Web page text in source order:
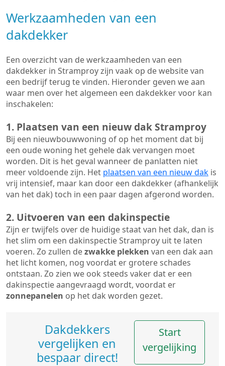
Werkzaamheden van een
dakdekker
Een overzicht van de werkzaamheden van een
dakdekker in Stramproy zijn vaak op de website van
een bedrijf terug te vinden. Hieronder geven we aan
waar men over het algemeen een dakdekker voor kan
inschakelen:
1. Plaatsen van een nieuw dak Stramproy
Bij een nieuwbouwwoning of op het moment dat bij
een oude woning het gehele dak vervangen moet
worden. Dit is het geval wanneer de panlatten niet
meer voldoende zijn. Het plaatsen van een nieuw dak is
vrij intensief, maar kan door een dakdekker (afhankelijk
van het dak) toch in een paar dagen afgerond worden.
2. Uitvoeren van een dakinspectie
Zijn er twijfels over de huidige staat van het dak, dan is
het slim om een dakinspectie Stramproy uit te laten
voeren. Zo zullen dezwakke plekken van een dak aan
het licht komen, nog voordat er grotere schades
ontstaan. Zo zien we ook steeds vaker dat er een
dakinspectie aangevraagd wordt, voordat er
zonnepanelen op het dak worden gezet.
Dakdekkers
vergelijken en
bespaar direct!
Start
vergelijking